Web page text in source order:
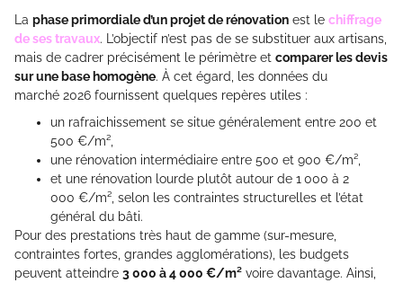
La phase primordiale d’un projet de rénovation est le chiffrage
de ses travaux. L’objectif n’est pas de se substituer aux artisans,
mais de cadrer précisément le périmètre et comparer les devis
sur une base homogène. À cet égard, les données du
marché 2026 fournissent quelques repères utiles :
un rafraichissement se situe généralement entre 200 et
500 €/m²,
une rénovation intermédiaire entre 500 et 900 €/m²,
et une rénovation lourde plutôt autour de 1 000 à 2
000 €/m², selon les contraintes structurelles et l’état
général du bâti.
Pour des prestations très haut de gamme (sur-mesure,
contraintes fortes, grandes agglomérations), les budgets
peuvent atteindre 3 000 à 4 000 €/m² voire davantage. Ainsi,